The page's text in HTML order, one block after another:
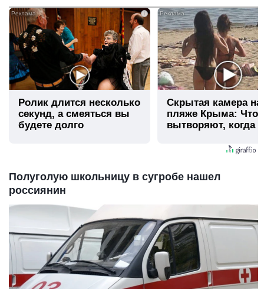
Ролик длится несколько
секунд, а смеяться вы
будете долго
Скрытая камера на
пляже Крыма: Что
вытворяют, когда
Полуголую школьницу в сугробе нашел
россиянин